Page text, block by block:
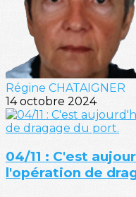
Régine CHATAIGNER
14 octobre 2024
04/11 : C'est
l'opération de